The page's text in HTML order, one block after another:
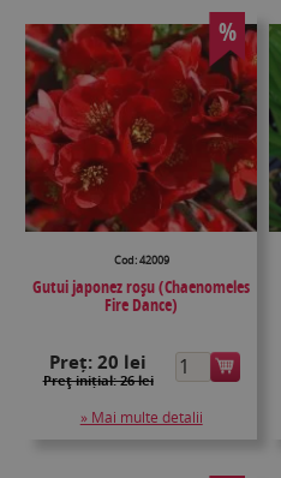
%
Cod: 42009
Gutui japonez roșu (Chaenomeles
Fire Dance)
Preț:20 lei
Preţ inițial: 26 lei
» Mai multe detalii